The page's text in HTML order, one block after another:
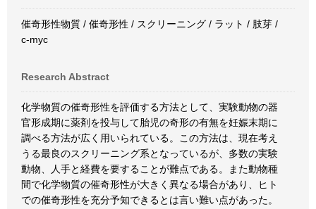
催奇形性物質 / 催奇形性 / スクリーニング / ラット / 肢芽 /
c-myc
Research Abstract
化学物質の催奇形性を評価する方法として、実験動物の器
官形成期に薬剤を投与して胎児の奇形の有無を妊娠末期に
調べる方法が広く用いられている。この方法は、現在考え
うる最良のスクリーニング系となっているが、多数の実験
動物、人手と経費を要することが難点である。また動物種
間で化学物質の催奇形性が大きく異なる場合があり、ヒト
での催奇形性を充分予知できるとは言い難い点があった。